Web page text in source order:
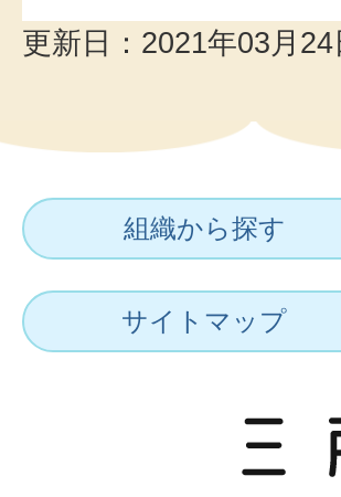
更新日：2021年03月24
組織から探す
サイトマップ